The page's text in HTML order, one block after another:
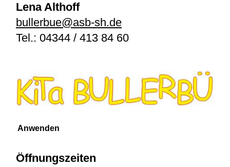
Lena Althoff
bullerbue@asb-sh.de
Tel.: 04344 / 413 84 60
Öffnungszeiten